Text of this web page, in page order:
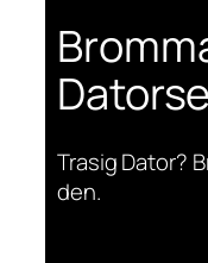
Trasig Dator?
den.